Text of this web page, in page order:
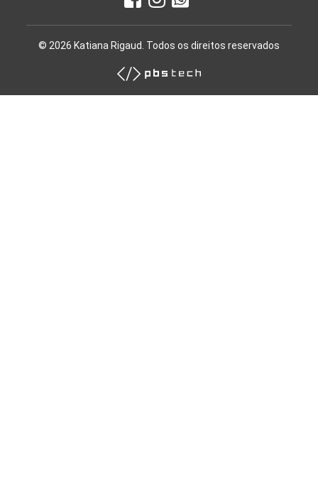
© 2026 Katiana Rigaud. Todos os direitos reservados